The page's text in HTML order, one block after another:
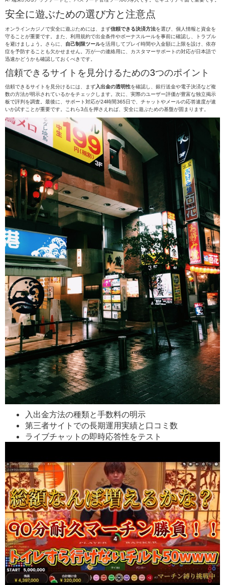
安全に遊ぶための選び方と注意点
オンラインカジノで安全に遊ぶためには、まず信頼できる決済方法を選び、個人情報と資金を
守ることが重要です。また、利用規約で出金条件やボーナスルールを事前に確認し、トラブル
を避けましょう。さらに、 自己制限ツールを活用してプレイ時間や入金額に上限を設け、依存
症を予防することも欠かせません。万が一の連絡用に、カスタマーサポートの対応が日本語で
迅速かどうかも確認しておくべきです。
信頼できるサイトを見分けるための3つのポイント
信頼できるサイトを見分けるには、まず入出金の透明性を確認し、銀行送金や電子決済など複
数の方法が明示されているかをチェックします。次に、実際のユーザー評価が豊富な独立掲示
板で評判を調査。最後に、サポート対応が24時間365日で、チャットやメールの応答速度が速
いか試すことが重要です。これら3点を押さえれば、安全に遊ぶための基盤が固まります。
入出金方法の種類と手数料の明示
第三者サイトでの長期運用実績と口コミ数
ライブチャットの即時応答性をテスト